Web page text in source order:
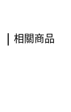
相關商品